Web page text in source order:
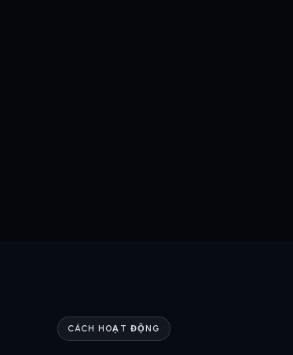
CÁCH HOẠT ĐỘNG